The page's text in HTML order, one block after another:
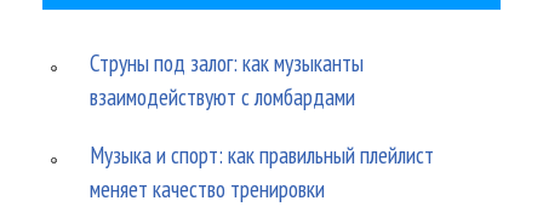
Струны под залог: как музыканты
взаимодействуют с ломбардами
Музыка и спорт: как правильный плейлист
меняет качество тренировки